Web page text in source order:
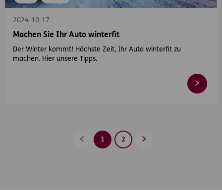
2024-10-17
Machen Sie Ihr Auto winterfit
Der Winter kommt! Höchste Zeit, Ihr Auto winterfit zu
machen. Hier unsere Tipps.
Zurück1 2 Vorwärts